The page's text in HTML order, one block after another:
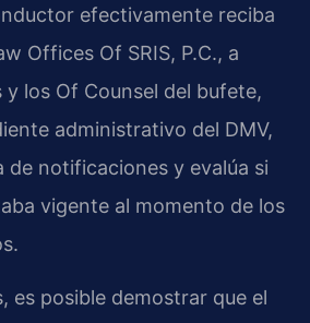
efectivamente reciba
Offices Of SRIS, P.C., a
y los Of Counsel del bufete,
administrativo del DMV,
de notificaciones y evalúa si
vigente al momento de los
es posible demostrar que el